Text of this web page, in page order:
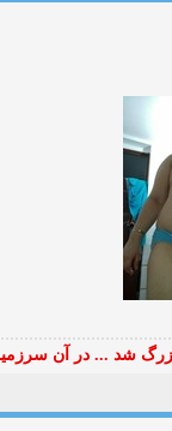
شد ... در آن